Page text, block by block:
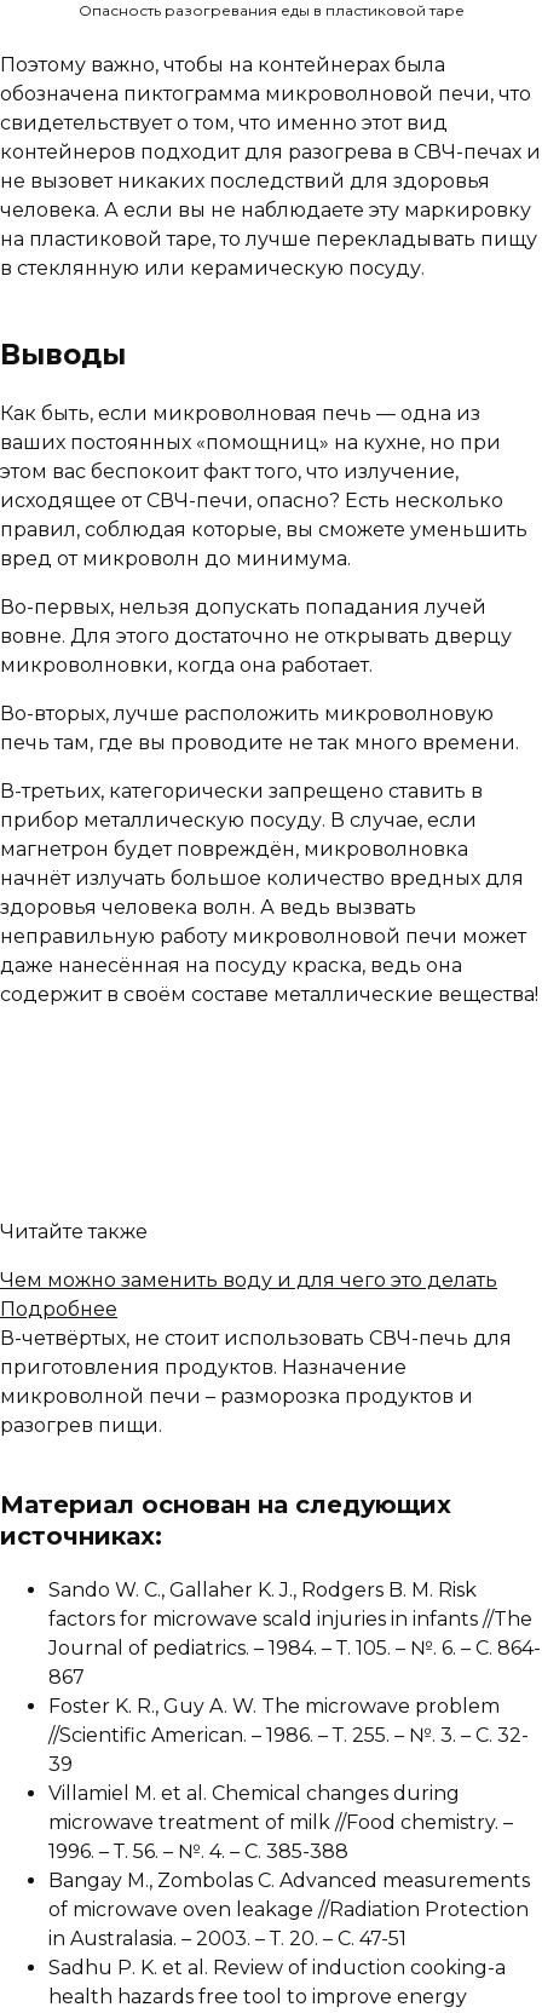
Опасность разогревания еды в пластиковой таре
Поэтому важно, чтобы на контейнерах была
обозначена пиктограмма микроволновой печи, что
свидетельствует о том, что именно этот вид
контейнеров подходит для разогрева в СВЧ-печах и
не вызовет никаких последствий для здоровья
человека. А если вы не наблюдаете эту маркировку
на пластиковой таре, то лучше перекладывать пищу
в стеклянную или керамическую посуду.
Выводы
Как быть, если микроволновая печь — одна из
ваших постоянных «помощниц» на кухне, но при
этом вас беспокоит факт того, что излучение,
исходящее от СВЧ-печи, опасно? Есть несколько
правил, соблюдая которые, вы сможете уменьшить
вред от микроволн до минимума.
Во-первых, нельзя допускать попадания лучей
вовне. Для этого достаточно не открывать дверцу
микроволновки, когда она работает.
Во-вторых, лучше расположить микроволновую
печь там, где вы проводите не так много времени.
В-третьих, категорически запрещено ставить в
прибор металлическую посуду. В случае, если
магнетрон будет повреждён, микроволновка
начнёт излучать большое количество вредных для
здоровья человека волн. А ведь вызвать
неправильную работу микроволновой печи может
даже нанесённая на посуду краска, ведь она
содержит в своём составе металлические вещества!
Читайте также
Чем можно заменить воду и для чего это делать
Подробнее
В-четвёртых, не стоит использовать СВЧ-печь для
приготовления продуктов. Назначение
микроволной печи – разморозка продуктов и
разогрев пищи.
Материал основан на следующих
источниках:
Sando W. C., Gallaher K. J., Rodgers B. M. Risk
factors for microwave scald injuries in infants //The
Journal of pediatrics. – 1984. – Т. 105. – №. 6. – С. 864-
867
Foster K. R., Guy A. W. The microwave problem
//Scientific American. – 1986. – Т. 255. – №. 3. – С. 32-
39
Villamiel M. et al. Chemical changes during
microwave treatment of milk //Food chemistry. –
1996. – Т. 56. – №. 4. – С. 385-388
Bangay M., Zombolas C. Advanced measurements
of microwave oven leakage //Radiation Protection
in Australasia. – 2003. – Т. 20. – С. 47-51
Sadhu P. K. et al. Review of induction cooking-a
health hazards free tool to improve energy